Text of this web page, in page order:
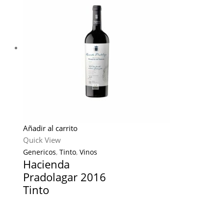
Añadir al carrito
Quick View
Genericos, Tinto, Vinos
Hacienda
Pradolagar 2016
Tinto